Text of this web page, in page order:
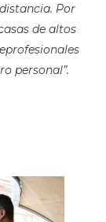
Por
de altos
personal”.